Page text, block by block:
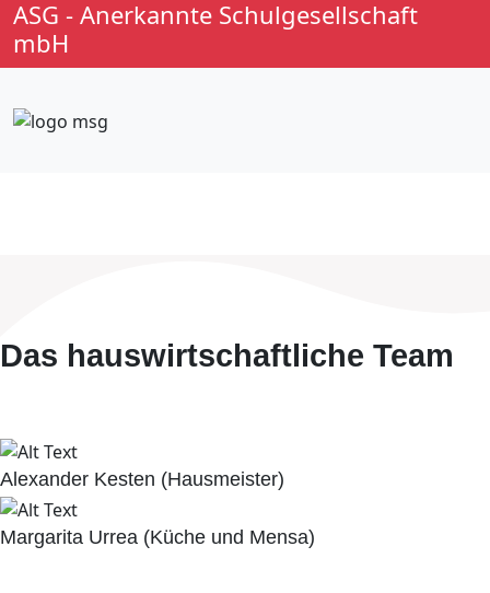
ASG - Anerkannte Schulgesellschaft
mbH
Das hauswirtschaftliche Team
Alexander Kesten (Hausmeister)
Margarita Urrea (Küche und Mensa)